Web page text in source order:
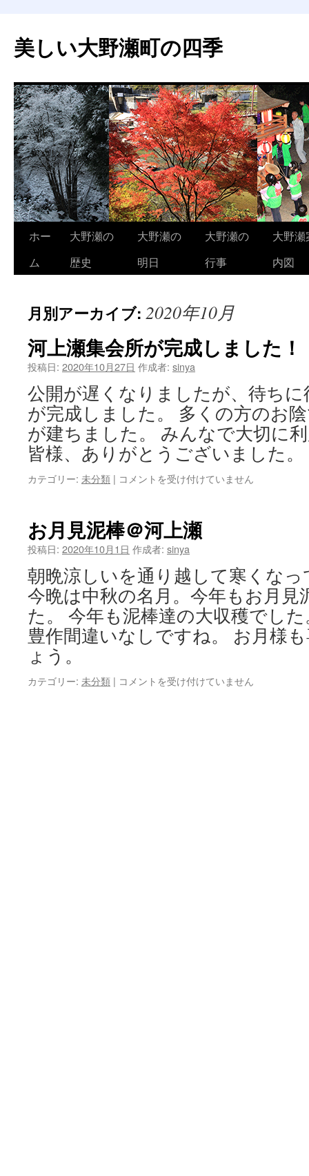
美しい大野瀬町の四季
ツ
へ
ス
キ
ッ
ホー
ム
大野瀬の
歴史
大野瀬の
明日
大野瀬の
行事
大野瀬
内図
月別アーカイブ: 2020年10月
河上瀬集会所が完成しました！
投稿日: 2020年10月27日 作成者: sinya
公開が遅くなりましたが、待ち
が完成しました。 多くの方のお
が建ちました。 みんなで大切に
皆様、ありがとうございました。
カテゴリー: 未分類 | 河
集
会
所
完
成
し
ま
し
た！
コメントを受け付けていません
お月見泥棒＠河上瀬
投稿日: 2020年10月1日 作成者: sinya
朝晩涼しいを通り越して寒くな
今晩は中秋の名月。今年もお月見
た。 今年も泥棒達の大収穫でし
豊作間違いなしですね。 お月様
ょう。
カテゴリー: 未分類 | お
コメントを受け付けていません